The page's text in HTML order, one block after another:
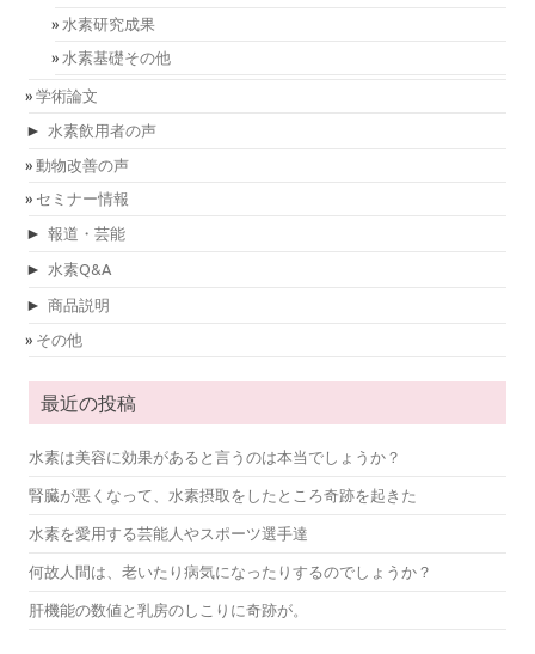
水素研究成果
水素基礎その他
学術論文
► 水素飲用者の声
動物改善の声
セミナー情報
► 報道・芸能
► 水素Q&A
► 商品説明
その他
最近の投稿
水素は美容に効果があると言うのは本当でしょうか？
腎臓が悪くなって、水素摂取をしたところ奇跡を起きた
水素を愛用する芸能人やスポーツ選手達
何故人間は、老いたり病気になったりするのでしょうか？
肝機能の数値と乳房のしこりに奇跡が。